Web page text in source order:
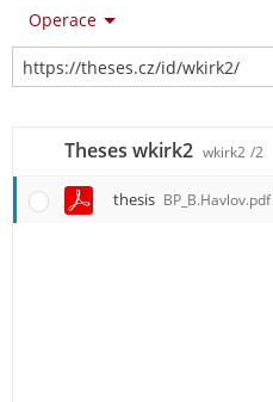
Operace
Theses wkirk2 wkirk2 /2
thesis BP_B.Havlov.pdf